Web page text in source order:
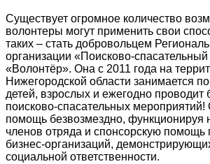
Существует огромное количество
волонтеры могут применить свои
таких – стать добровольцем
организации «Поисково-спасательный
«Волонтёр». Она с 2011 года на
Нижегородской области занимается
детей, взрослых и ежегодно проводит
поисково-спасательных мероприятий!
помощь безвозмездно, функционируя
членов отряда и спонсорскую помощь
бизнес-организаций,
социальной ответственности.